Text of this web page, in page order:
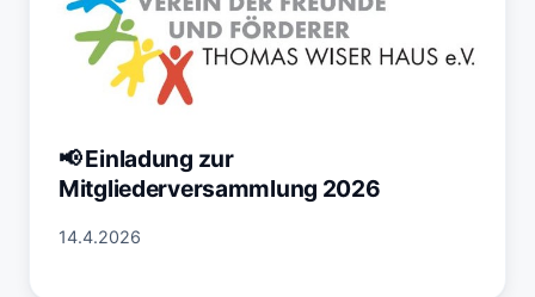
📢 Einladung zur
Mitgliederversammlung 2026
14.4.2026